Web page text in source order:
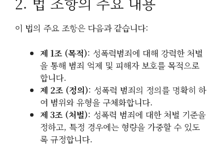
이 법의 주요 조항은 다음과 같습니다:
제 1조 (목적): 성폭력범죄에 대해 강력한 처벌
을 통해 범죄 억제 및 피해자 보호를 목적으로
합니다.
제 2조 (정의): 성폭력 범죄의 정의를 명확히 하
여 범위와 유형을 구체화합니다.
제 3조 (처벌): 성폭력 범죄에 대한 처벌 기준을
정하고, 특정 경우에는 형량을 가중할 수 있도
록 규정합니다.